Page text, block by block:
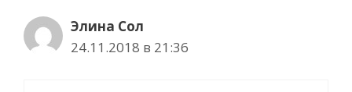
Элина Сол
24.11.2018 в 21:36